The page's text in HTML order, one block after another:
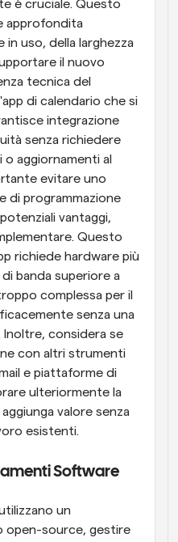
è cruciale. Questo
approfondita
uso, della larghezza
il nuovo
tecnica del
di calendario che si
integrazione
senza richiedere
aggiornamenti al
evitare uno
di programmazione
vantaggi,
Questo
richiede hardware più
banda superiore a
complessa per il
senza una
considera se
con altri strumenti
e piattaforme di
ulteriormente la
valore senza
esistenti.
Software
un
open-source, gestire